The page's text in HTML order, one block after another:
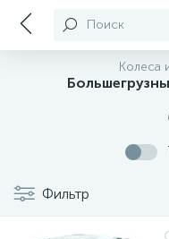
Поиск
Колеса
Фильтр